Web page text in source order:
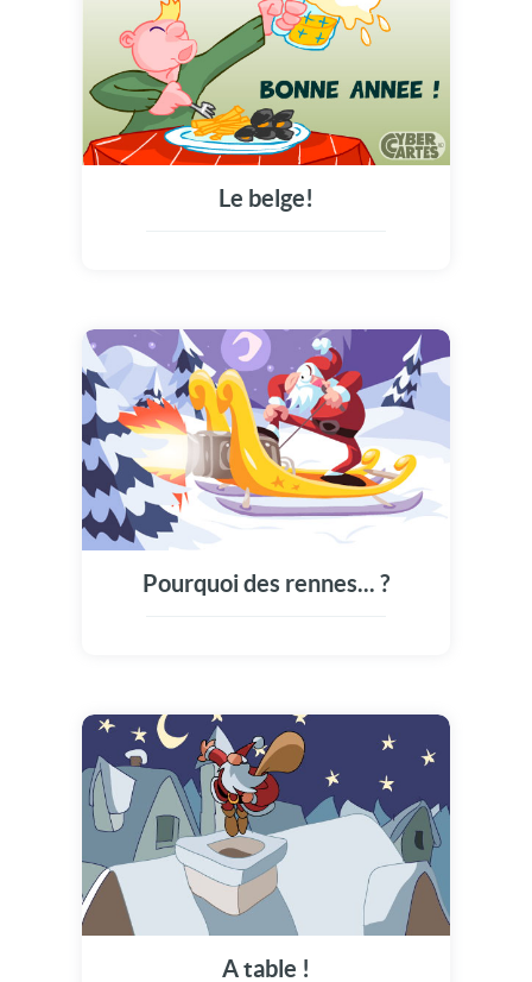
Le belge!
Pourquoi des rennes... ?
A table !